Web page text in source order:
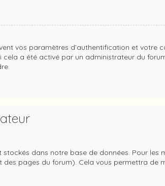
vos paramètres d’authentification et votre
a été activé par un administrateur du
dans notre base de données. Pour les
des pages du forum). Cela vous permettra